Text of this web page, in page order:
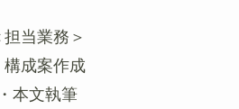
担当業務＞
構成案作成
・本文執筆